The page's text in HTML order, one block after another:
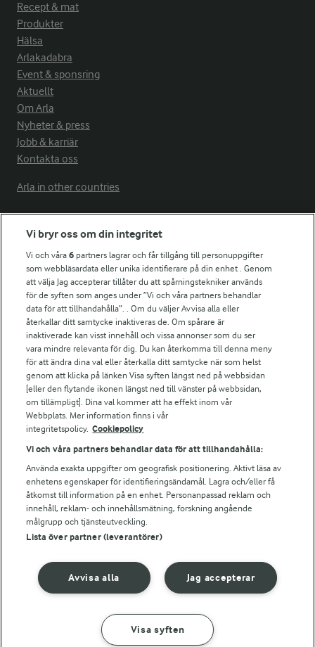
GÖR SÅ HÄR INGREDIENSER
Recept & mat
Produkter
Hälsa
Arlakadabra
Event & sponsring
Aktuellt
Om Arla
Nyheter & press
Jobb & karriär
Kontakta oss
Arla in other countries
Fler Arlasajter
För ägare
Arlas kundportal
Arla.com
Falbygdens Ost
Arla webbshop
Bildbank
Följ oss
Ändra cookie-inställningar
Integritetspolicy
Vi bryr oss om din integritet
Vi och våra6 partners lagrar och får tillgång till personuppgifter
som webbläsardata eller unika identifierare på din enhet . Genom
att välja Jag accepterar tillåter du att spårningstekniker används
för de syften som anges under ”Vi och våra partners behandlar
data för att tillhandahålla”. . Om du väljer Avvisa alla eller
återkallar ditt samtycke inaktiveras de. Om spårare är
inaktiverade kan visst innehåll och vissa annonser som du ser
vara mindre relevanta för dig. Du kan återkomma till denna meny
för att ändra dina val eller återkalla ditt samtycke när som helst
genom att klicka på länken Visa syften längst ned på webbsidan
[eller den flytande ikonen längst ned till vänster på webbsidan,
om tillämpligt]. Dina val kommer att ha effekt inom vår
Webbplats. Mer information finns i vår
integritetspolicy. Cookiepolicy
Vi och våra partners behandlar data för att tillhandahålla:
Använda exakta uppgifter om geografisk positionering. Aktivt läsa av
enhetens egenskaper för identifieringsändamål. Lagra och/eller få
åtkomst till information på en enhet. Personanpassad reklam och
innehåll, reklam- och innehållsmätning, forskning angående
målgrupp och tjänsteutveckling.
Lista över partner (leverantörer)
Jag accepterar
Avvisa alla
Visa syften